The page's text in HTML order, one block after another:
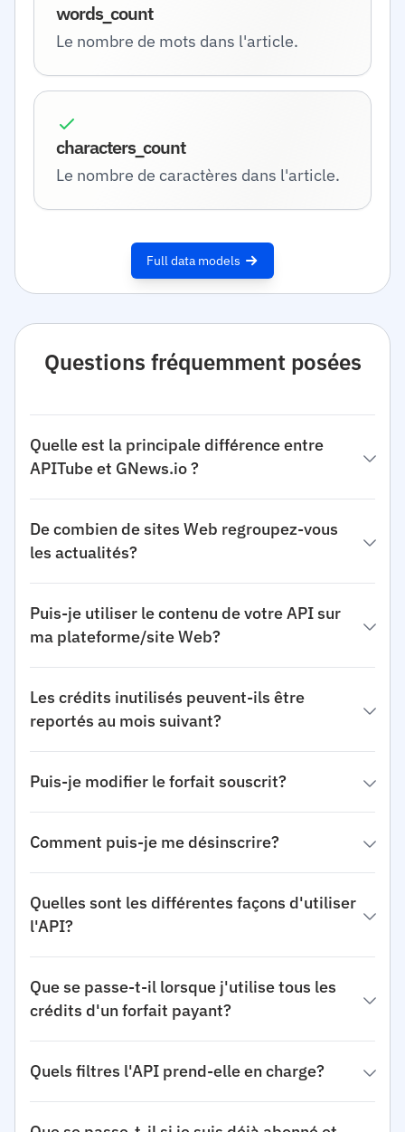
words_count
Le nombre de mots dans l'article.
characters_count
Le nombre de caractères dans l'article.
Full data models
Questions fréquemment posées
Quelle est la principale différence entre
APITube et GNews.io ?
De combien de sites Web regroupez-vous
les actualités?
Puis-je utiliser le contenu de votre API sur
ma plateforme/site Web?
Les crédits inutilisés peuvent-ils être
reportés au mois suivant?
Puis-je modifier le forfait souscrit?
Comment puis-je me désinscrire?
Quelles sont les différentes façons d'utiliser
l'API?
Que se passe-t-il lorsque j'utilise tous les
crédits d'un forfait payant?
Quels filtres l'API prend-elle en charge?